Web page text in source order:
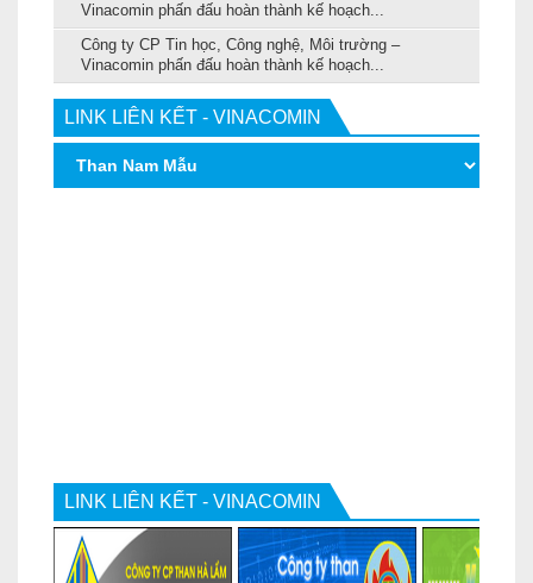
Vinacomin phấn đấu hoàn thành kế hoạch...
Công ty CP Tin học, Công nghệ, Môi trường –
Vinacomin phấn đấu hoàn thành kế hoạch...
LINK LIÊN KẾT - VINACOMIN
LINK LIÊN KẾT - VINACOMIN